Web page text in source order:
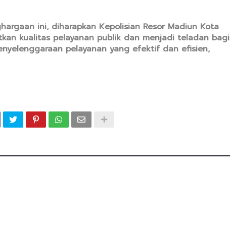
ini, diharapkan Kepolisian Resor Madiun Kota
kualitas pelayanan publik dan menjadi teladan bagi
pelayanan yang efektif dan efisien,